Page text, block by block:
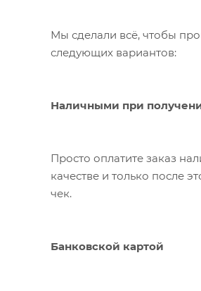
Мы сделали всё, чтобы
следующих вариантов:
Наличными при
Просто оплатите заказ
качестве и только после
чек.
Банковской картой